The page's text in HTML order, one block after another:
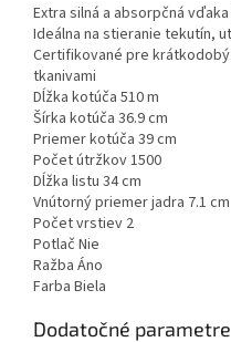
Extra silná a absorpčná
Ideálna na stieranie tekutín,
Certifikované pre
tkanivami
Dĺžka kotúča 510 m
Šírka kotúča 36.9 cm
Priemer kotúča 39 cm
Počet útržkov 1500
Dĺžka listu 34 cm
Vnútorný priemer jadra 7.1 cm
Počet vrstiev 2
Potlač Nie
Ražba Áno
Farba Biela
Dodatočné parametre